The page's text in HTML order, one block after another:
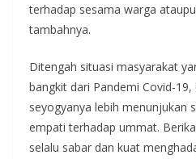
terhadap sesama warga
tambahnya.
Ditengah situasi masyarakat
bangkit dari Pandemi Covid-
seyogyanya lebih menunjukan
empati terhadap ummat.
selalu sabar dan kuat